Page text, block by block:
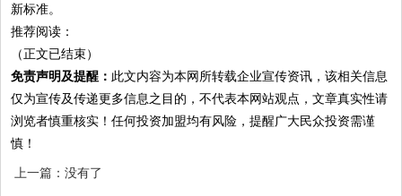
新标准。
推荐阅读：
（正文已结束）
免责声明及提醒： 此文内容为本网所转载企业宣传资讯，该相关信息
仅为宣传及传递更多信息之目的，不代表本网站观点，文章真实性请
浏览者慎重核实！任何投资加盟均有风险，提醒广大民众投资需谨
慎！
上一篇：没有了